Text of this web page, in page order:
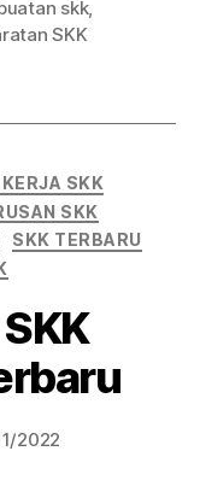
skk,
SKK
SKK
SKK
SKK TERBARU
2022